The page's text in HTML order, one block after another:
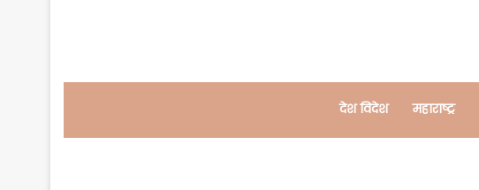
देश विदेश महाराष्ट्र